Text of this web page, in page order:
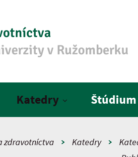
v Ružomberku
Katedry Štúdium
zdravotníctva Katedry